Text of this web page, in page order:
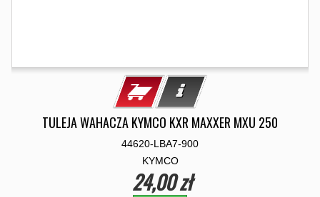
TULEJA WAHACZA KYMCO KXR MAXXER MXU 250
44620-LBA7-900
KYMCO
24,00 zł